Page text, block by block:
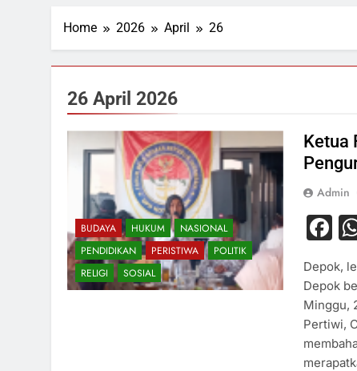
Home 2026 April 26
26 April 2026
BUDAYA HUKUM
NASIONAL
PENDIDIKAN
PERISTIWA
POLITIK
RELIGI
SOSIAL
Ketua
Admin
Depok,
Depok
Minggu,
Pertiwi,